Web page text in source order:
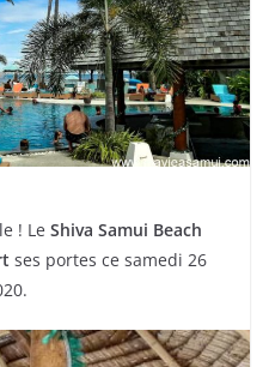
! Le Shiva Samui Beach
ses portes ce samedi 26